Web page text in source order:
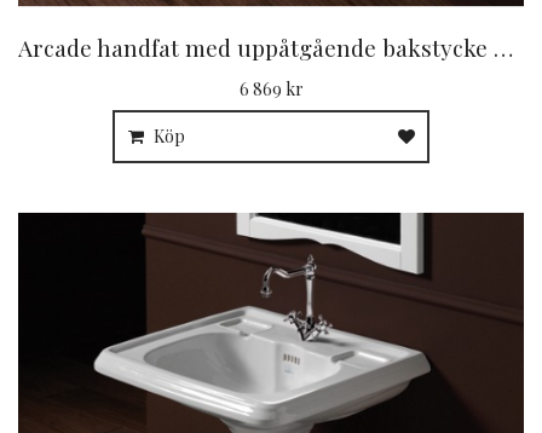
Arcade handfat med uppåtgående bakstycke 68 cm
6 869 kr
Köp